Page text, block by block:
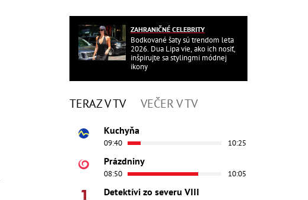
ZAHRANIČNÉ CELEBRITY
Bodkované šaty sú trendom leta
2026. Dua Lipa vie, ako ich nosiť,
inšpirujte sa stylingmi módnej
ikony
TERAZ V TV VEČER V TV
Kuchyňa
09:40 10:25
Prázdniny
08:50 10:05
Detektívi zo severu VIII